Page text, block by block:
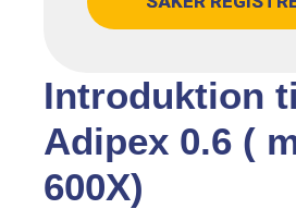
Introduktion
Adipex 0.6 (
600X)